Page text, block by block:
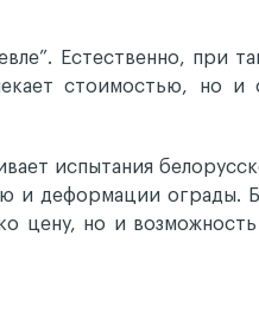
Естественно, при
стоимостью, но и
испытания
и деформации ограды.
цену, но и